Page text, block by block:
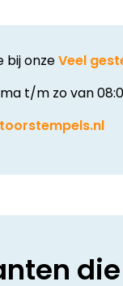
bij onzeVeel
t/m zo van